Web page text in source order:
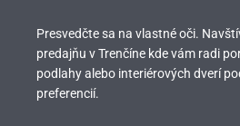
Presvedčte sa na vlastné oči.
predajňu v Trenčíne kde vám radi
podlahy alebo interiérových dverí
preferencií.